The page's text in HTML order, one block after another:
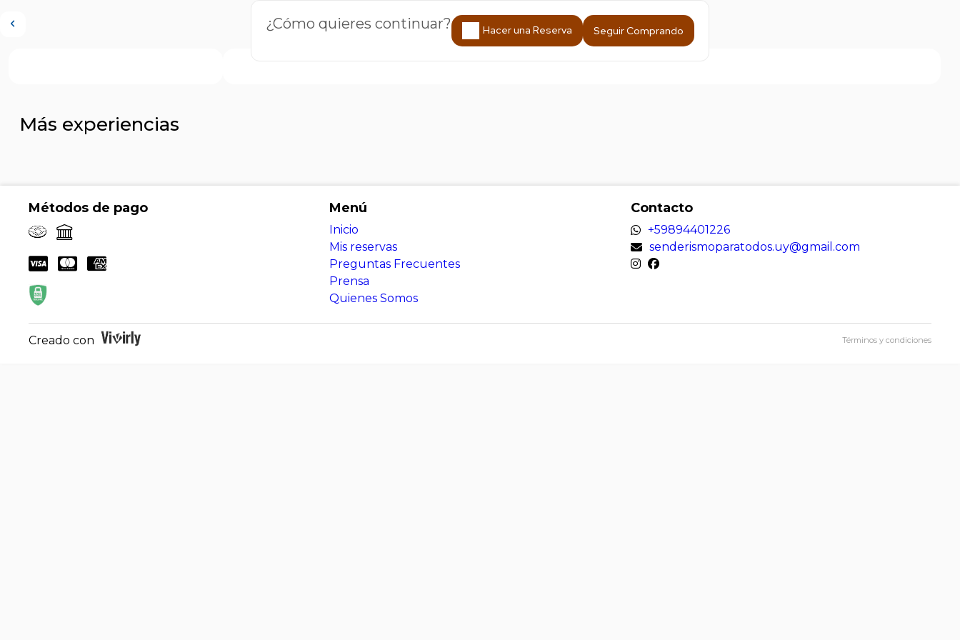
¿Cómo quieres continuar? Hacer una Reserva Seguir Comprando
Más experiencias
Métodos de pago Menú
Inicio
Mis reservas
Preguntas Frecuentes
Prensa
Quienes Somos
Contacto
+59894401226
senderismoparatodos.uy@gmail.com
Creado con Términos y condiciones